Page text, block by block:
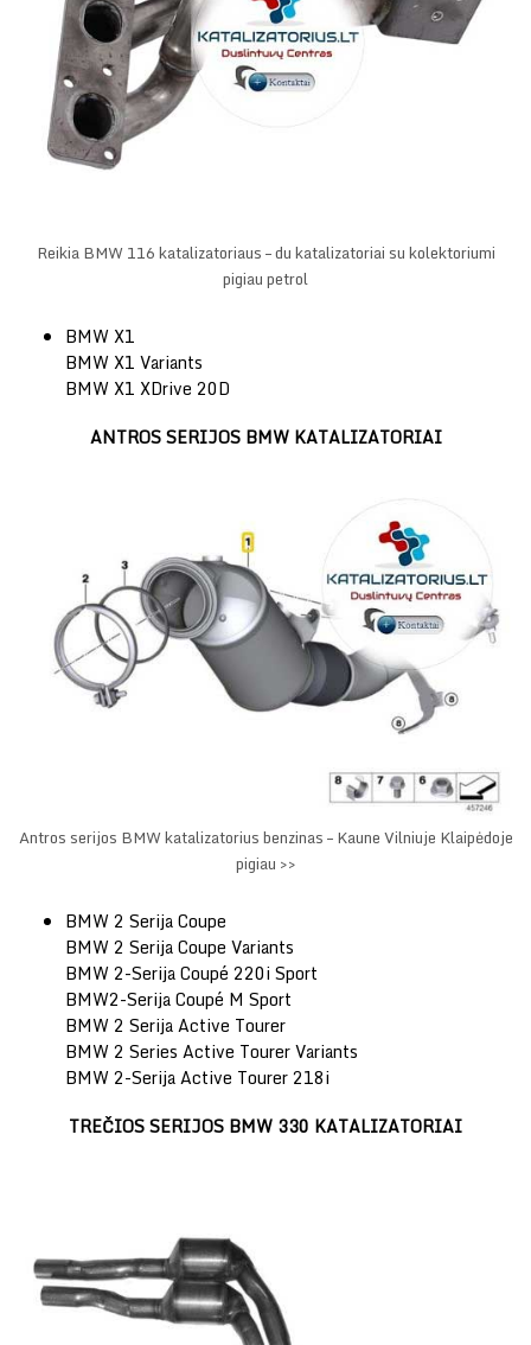
Reikia BMW 116 katalizatoriaus – du katalizatoriai su kolektoriumi
pigiau petrol
BMW X1
BMW X1 Variants
BMW X1 XDrive 20D
ANTROS SERIJOS BMW KATALIZATORIAI
Antros serijos BMW katalizatorius benzinas – Kaune Vilniuje Klaipėdoje
pigiau >>
BMW 2 Serija Coupe
BMW 2 Serija Coupe Variants
BMW 2-Serija Coupé 220i Sport
BMW2-Serija Coupé M Sport
BMW 2 Serija Active Tourer
BMW 2 Series Active Tourer Variants
BMW 2-Serija Active Tourer 218i
TREČIOS SERIJOS BMW 330 KATALIZATORIAI